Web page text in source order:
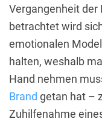
Vergangenheit der
betrachtet wird
emotionalen
halten, weshalb
Hand nehmen
Brand getan hat –
Zuhilfenahme